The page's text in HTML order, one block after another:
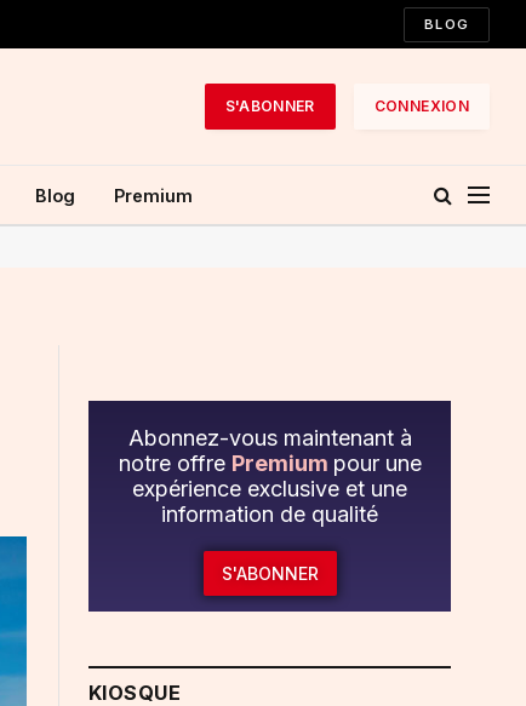
BLOG
S'ABONNER CONNEXION
Blog Premium
Abonnez-vous maintenant à
notre offre Premium pour une
expérience exclusive et une
information de qualité
S'ABONNER
KIOSQUE